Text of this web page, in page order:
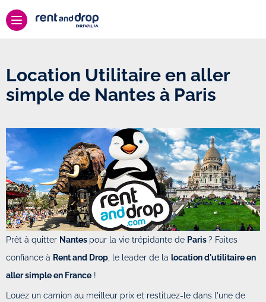
Location Utilitaire en aller
simple de Nantes à Paris
Prêt à quitter Nantes pour la vie trépidante de Paris? Faites
confiance à Rent and Drop , le leader de la location d'utilitaire en
aller simple en France !
Louez un camion au meilleur prix et restituez-le dans l'une de